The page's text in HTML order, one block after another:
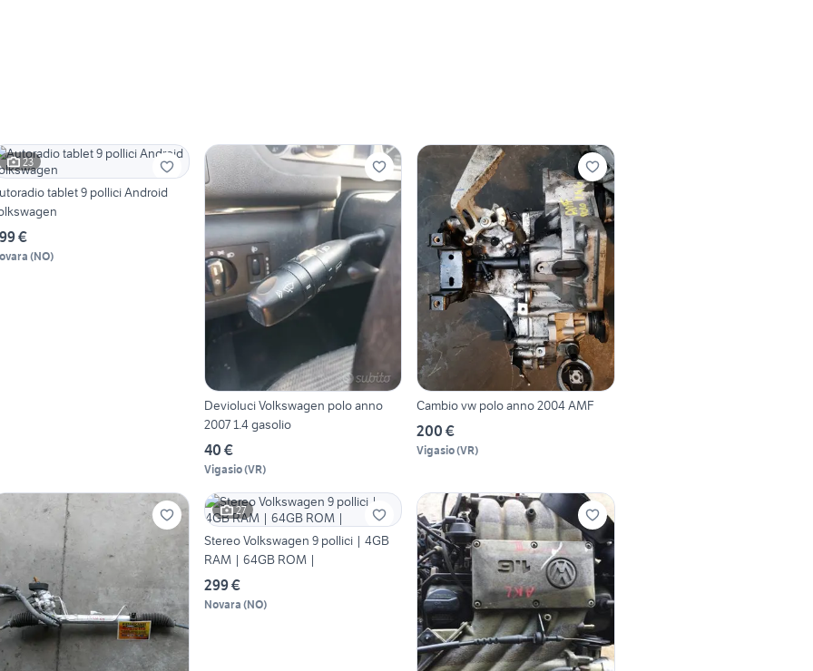
23
tablet 9 pollici Android
€
(NO)
Devioluci Volkswagen polo anno
2007 1.4 gasolio
40 €
Vigasio(VR)
Cambio vw polo anno 2004 AMF
200 €
Vigasio(VR)
27
Stereo Volkswagen 9 pollici | 4GB
RAM | 64GB ROM |
299 €
Novara (NO)